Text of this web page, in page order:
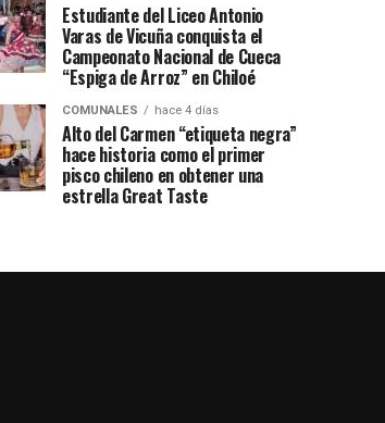
Estudiante del Liceo Antonio
Varas de Vicuña conquista el
Campeonato Nacional de Cueca
“Espiga de Arroz” en Chiloé
COMUNALES hace 4 días
Alto del Carmen “etiqueta negra”
hace historia como el primer
pisco chileno en obtener una
estrella Great Taste